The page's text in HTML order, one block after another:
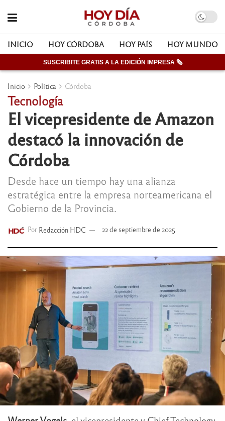
INICIO HOY CÓRDOBA HOY PAÍS HOY MUNDO
SUSCRIBITE GRATIS A LA EDICIÓN IMPRESA 🗞
Inicio Política Córdoba
Tecnología
El vicepresidente de Amazon
destacó la innovación de
Córdoba
Desde hace un tiempo hay una alianza
estratégica entre la empresa norteamericana el
Gobierno de la Provincia.
Por Redacción HDC 22 de septiembre de 2025